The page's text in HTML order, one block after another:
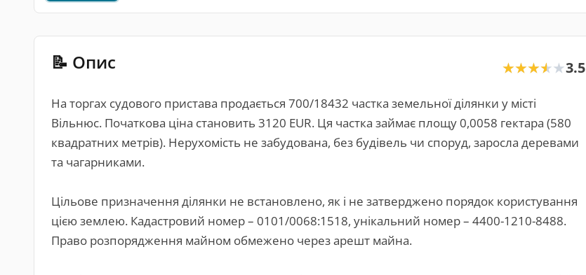
📝 Опис ★★★★★
★★★★★3.5
На торгах судового пристава продається 700/18432 частка земельної ділянки у місті
Вільнюс. Початкова ціна становить 3120 EUR. Ця частка займає площу 0,0058 гектара (580
квадратних метрів). Нерухомість не забудована, без будівель чи споруд, заросла деревами
та чагарниками.
Цільове призначення ділянки не встановлено, як і не затверджено порядок користування
цією землею. Кадастровий номер – 0101/0068:1518, унікальний номер – 4400-1210-8488.
Право розпорядження майном обмежено через арешт майна.